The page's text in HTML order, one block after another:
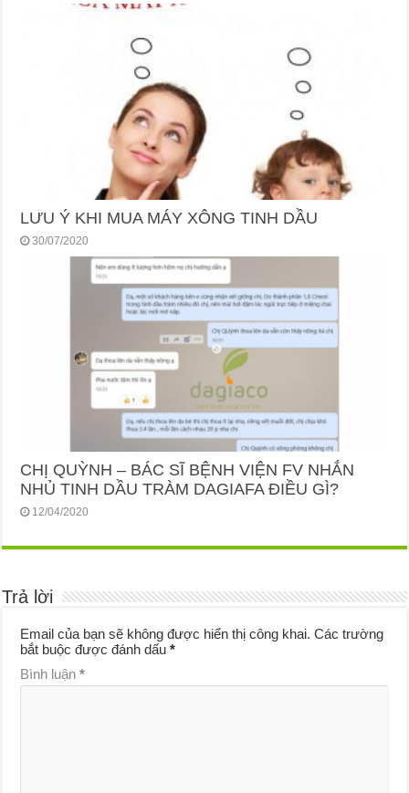
LƯU Ý KHI MUA MÁY XÔNG TINH DẦU
30/07/2020
CHỊ QUỲNH – BÁC SĨ BỆNH VIỆN FV NHẮN
NHỦ TINH DẦU TRÀM DAGIAFA ĐIỀU GÌ?
12/04/2020
Trả lời
Email của bạn sẽ không được hiển thị công khai. Các trường
bắt buộc được đánh dấu*
Bình luận*